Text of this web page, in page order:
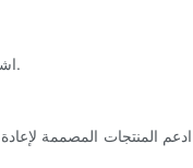
- اشطف برفق: الشطف السريع يزيل معظم بقايا الطعام ويحسن فرصة قبول الغطاء من قبل شركات إعادة التدوير.